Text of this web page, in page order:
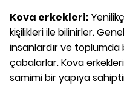
Kova erkekleri:
kişilikleri ile bilinirler.
insanlardır ve
çabalarlar. Kova
samimi bir yapıya